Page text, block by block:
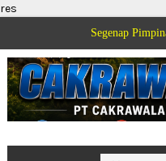
res
Segenap Pimpinan dan